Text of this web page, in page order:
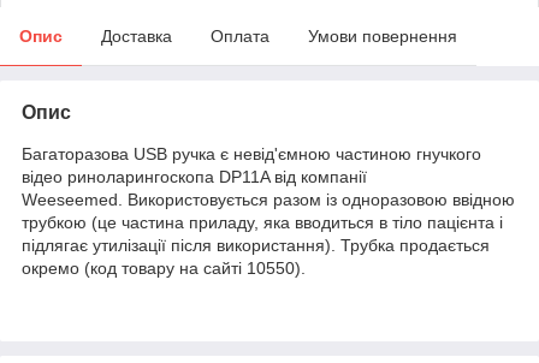
Опис Доставка Оплата Умови повернення
Опис
Багаторазова USB ручка є невід'ємною частиною гнучкого
відео риноларингоскопа DP11A від компанії
Weeseemed. Використовується разом із одноразовою ввідною
трубкою (це частина приладу, яка вводиться в тіло пацієнта і
підлягає утилізації після використання). Трубка продається
окремо (код товару на сайті 10550).